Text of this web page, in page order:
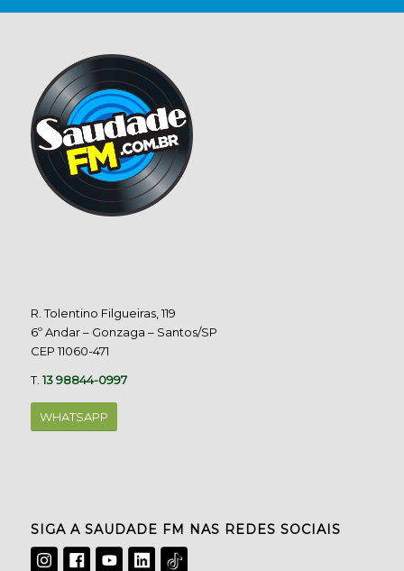
R. Tolentino Filgueiras, 119
6º Andar – Gonzaga – Santos/SP
CEP 11060-471
T.13 98844-0997
WHATSAPP
SIGA A SAUDADE FM NAS REDES SOCIAIS